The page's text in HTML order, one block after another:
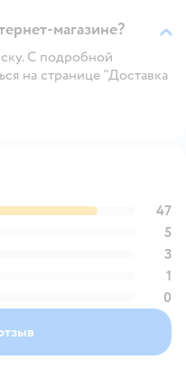
магазине?
С подробной
на странице "Доставка
47
5
3
1
0